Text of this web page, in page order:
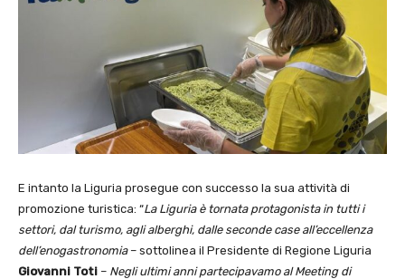
E intanto la Liguria prosegue con successo la sua attività di
promozione turistica: “La Liguria è tornata protagonista in tutti i
settori, dal turismo, agli alberghi, dalle seconde case all’eccellenza
dell’enogastronomia– sottolinea il Presidente di Regione Liguria
Giovanni Toti – Negli ultimi anni partecipavamo al Meeting di